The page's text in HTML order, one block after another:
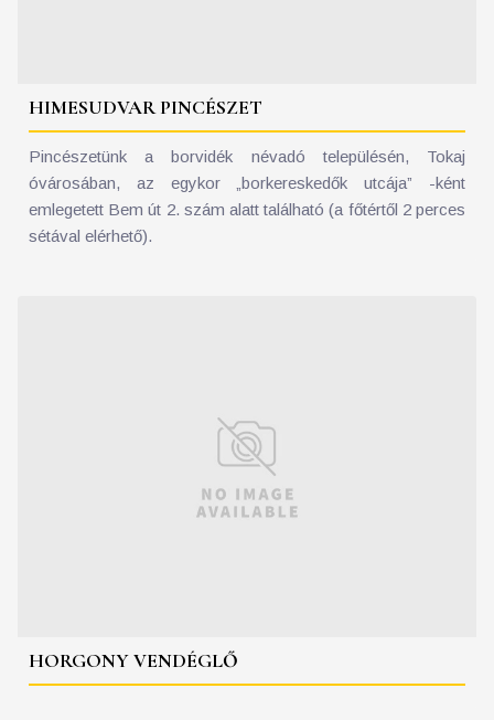
HIMESUDVAR PINCÉSZET
Pincészetünk a borvidék névadó településén, Tokaj
óvárosában, az egykor „borkereskedők utcája” -ként
emlegetett Bem út 2. szám alatt található (a főtértől 2 perces
sétával elérhető).
HORGONY VENDÉGLŐ